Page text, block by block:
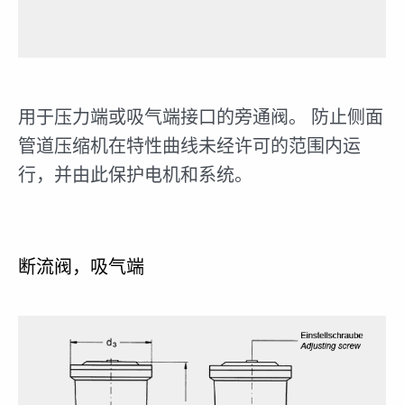
用于压力端或吸气端接口的旁通阀。 防止侧面
管道压缩机在特性曲线未经许可的范围内运
行，并由此保护电机和系统。
断流阀，吸气端